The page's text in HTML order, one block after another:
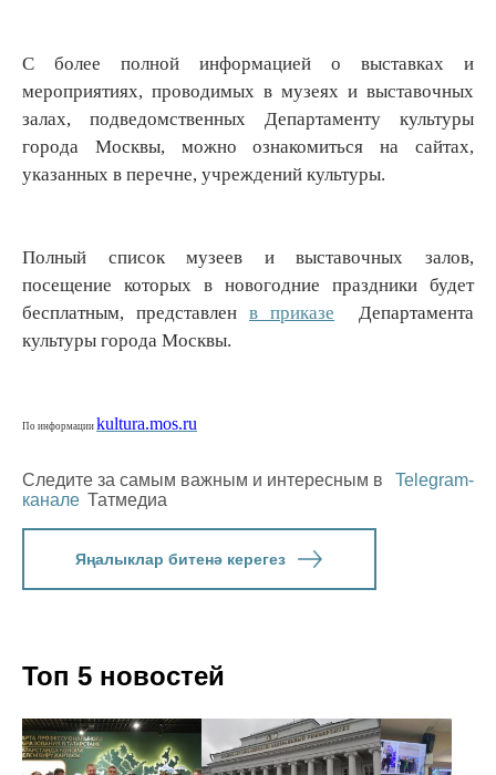
С более полной информацией о выставках и
мероприятиях, проводимых в музеях и выставочных
залах, подведомственных Департаменту культуры
города Москвы, можно ознакомиться на сайтах,
указанных в перечне, учреждений культуры.
Полный список музеев и выставочных залов,
посещение которых в новогодние праздники будет
бесплатным, представлен в приказе Департамента
культуры города Москвы.
По информации kultura.mos.ru
Следите за самым важным и интересным в
Telegram-
канале Татмедиа
Яңалыклар битенә керегез
Топ 5 новостей